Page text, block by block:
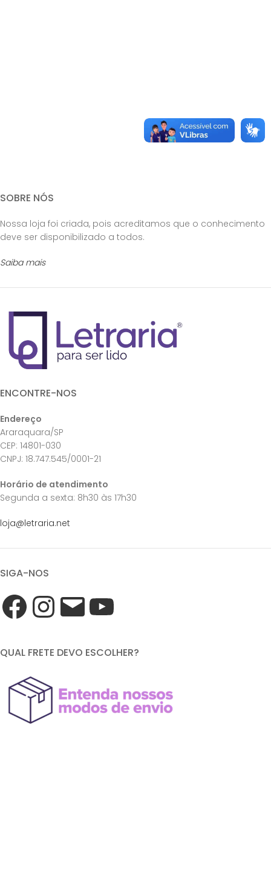
SOBRE NÓS
Nossa loja foi criada, pois acreditamos que o conhecimento
deve ser disponibilizado a todos.
Saiba mais
ENCONTRE-NOS
Endereço
Araraquara/SP
CEP: 14801-030
CNPJ: 18.747.545/0001-21
Horário de atendimento
Segunda a sexta: 8h30 às 17h30
loja@letraria.net
SIGA-NOS
QUAL FRETE DEVO ESCOLHER?